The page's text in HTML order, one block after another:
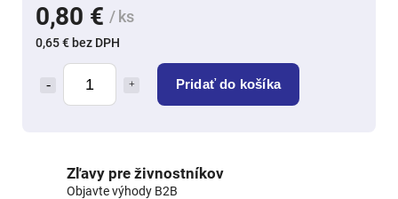
0,80 € / ks
0,65 € bez DPH
Pridať do košíka
Zľavy pre živnostníkov
Objavte výhody B2B